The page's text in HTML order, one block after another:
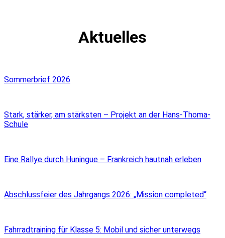
Aktuelles
Sommerbrief 2026
Stark, stärker, am stärksten – Projekt an der Hans-Thoma-
Schule
Eine Rallye durch Huningue – Frankreich hautnah erleben
Abschlussfeier des Jahrgangs 2026: „Mission completed“
Fahrradtraining für Klasse 5: Mobil und sicher unterwegs